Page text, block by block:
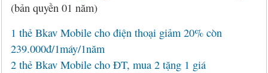
(bản quyền 01 năm)
1 thẻ Bkav Mobile cho điện thoại giảm 20% còn
239.000đ/1máy/1năm
2 thẻ Bkav Mobile cho ĐT, mua 2 tặng 1 giá